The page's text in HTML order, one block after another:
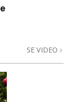
SE VIDEO